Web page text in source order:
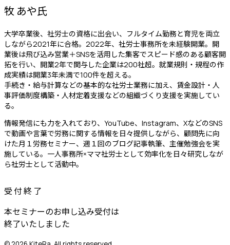
牧 あや氏
大学卒業後、社労士の資格に出会い、フルタイム勤務と育児を両立
しながら2021年に合格。2022年、社労⼠事務所を未経験開業。開
業後は飛び込み営業＋SNSを活用した集客でスピード感のある顧客開
拓を行い、開業2年で関与した企業は200社超。就業規則・規程の作
成実績は開業3年未満で100件を超える。
手続き・給与計算などの基本的な社労士業務に加え、賃金設計・人
事評価制度構築・人材定着支援などの組織づくり支援を実施してい
る。
情報発信にも力を入れており、YouTube、Instagram、XなどのSNS
で動画や言葉で労務に関する情報を日々提供しながら、顧問先に向
けた月１労務セミナー、週１回のブログ記事執筆、主催勉強会を実
施している。一人事務所×ママ社労士として効率化を日々研究しなが
ら社労士として活動中。
受付終了
本セミナーのお申し込み受付は
終了いたしました